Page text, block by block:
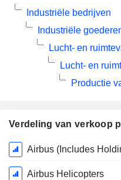
Verdeling van verkoop
Start
boekjaar:
December
Airbus Helicopters
Industriële bedrijven
Industriële
Lucht- en
Lucht- en
Productie